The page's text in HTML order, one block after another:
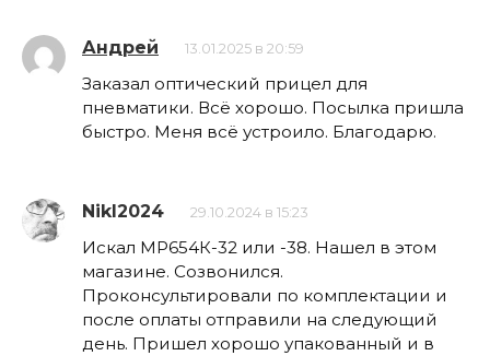
Андрей 13.01.2025 в 20:59
Заказал оптический прицел для
пневматики. Всё хорошо. Посылка пришла
быстро. Меня всё устроило. Благодарю.
NikI2024 29.10.2024 в 15:23
Искал МР654К-32 или -38. Нашел в этом
магазине. Созвонился.
Проконсультировали по комплектации и
после оплаты отправили на следующий
день. Пришел хорошо упакованный и в